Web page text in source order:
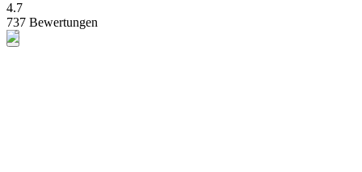
4.7
737 Bewertungen